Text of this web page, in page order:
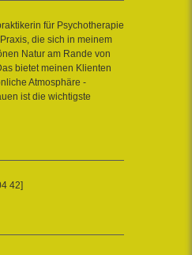
für Psychotherapie
die sich in meinem
Natur am Rande von
bietet meinen Klienten
Atmosphäre -
ist die wichtigste
42]